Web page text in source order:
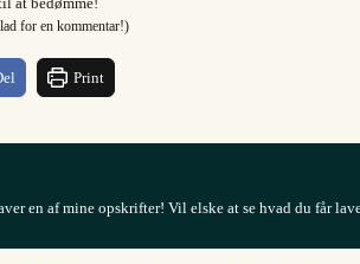
at bedømme!
for en kommentar!)
Print
en af mine opskrifter! Vil elske at se hvad du får